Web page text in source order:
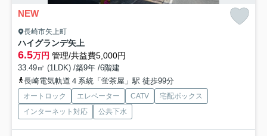
NEW
長崎市矢上町
ハイグランデ矢上
6.5万円 管理/共益費5,000円
33.49㎡ (1LDK) /築9年 /6階建
長崎電気軌道４系統「蛍茶屋」駅 徒歩99分
オートロック エレベーター CATV
宅配ボックス
インターネット対応
公共下水